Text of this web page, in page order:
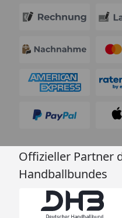
Offizieller Partner
Handballbundes